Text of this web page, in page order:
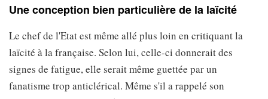
Une conception bien particulière de la laïcité
Le chef de l'Etat est même allé plus loin en critiquant la
laïcité à la française. Selon lui, celle-ci donnerait des
signes de fatigue, elle serait même guettée par un
fanatisme trop anticlérical. Même s'il a rappelé son